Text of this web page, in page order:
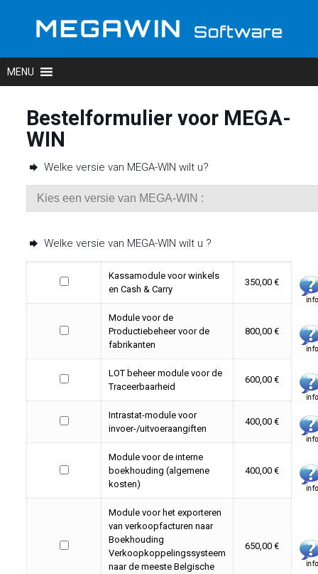
Bestelformulier voor MEGA-
WIN
Welke versie van MEGA-WIN wilt u?
Welke versie van MEGA-WIN wilt u ?
Kassamodule voor winkels
en Cash & Carry
350,00 €
Module voor de
Productiebeheer voor de
fabrikanten
800,00 €
LOT beheer module voor de
Traceerbaarheid
600,00 €
Intrastat-module voor
invoer-/uitvoeraangiften
400,00 €
Module voor de interne
boekhouding (algemene
kosten)
400,00 €
Module voor het exporteren
van verkoopfacturen naar
Boekhouding
Verkoopkoppelingssysteem
naar de meeste Belgische
650,00 €